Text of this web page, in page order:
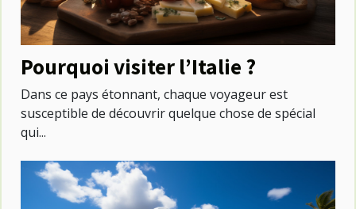
Pourquoi visiter l’Italie ?
Dans ce pays étonnant, chaque voyageur est
susceptible de découvrir quelque chose de spécial
qui...